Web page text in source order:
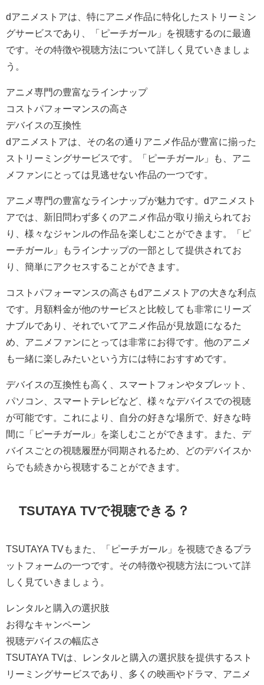
dアニメストアは、特にアニメ作品に特化したストリーミン
グサービスであり、「ピーチガール」を視聴するのに最適
です。その特徴や視聴方法について詳しく見ていきましょ
う。
アニメ専門の豊富なラインナップ
コストパフォーマンスの高さ
デバイスの互換性
dアニメストアは、その名の通りアニメ作品が豊富に揃った
ストリーミングサービスです。「ピーチガール」も、アニ
メファンにとっては見逃せない作品の一つです。
アニメ専門の豊富なラインナップが魅力です。dアニメスト
アでは、新旧問わず多くのアニメ作品が取り揃えられてお
り、様々なジャンルの作品を楽しむことができます。「ピ
ーチガール」もラインナップの一部として提供されてお
り、簡単にアクセスすることができます。
コストパフォーマンスの高さもdアニメストアの大きな利点
です。月額料金が他のサービスと比較しても非常にリーズ
ナブルであり、それでいてアニメ作品が見放題になるた
め、アニメファンにとっては非常にお得です。他のアニメ
も一緒に楽しみたいという方には特におすすめです。
デバイスの互換性も高く、スマートフォンやタブレット、
パソコン、スマートテレビなど、様々なデバイスでの視聴
が可能です。これにより、自分の好きな場所で、好きな時
間に「ピーチガール」を楽しむことができます。また、デ
バイスごとの視聴履歴が同期されるため、どのデバイスか
らでも続きから視聴することができます。
TSUTAYA TVで視聴できる？
TSUTAYA TVもまた、「ピーチガール」を視聴できるプラ
ットフォームの一つです。その特徴や視聴方法について詳
しく見ていきましょう。
レンタルと購入の選択肢
お得なキャンペーン
視聴デバイスの幅広さ
TSUTAYA TVは、レンタルと購入の選択肢を提供するスト
リーミングサービスであり、多くの映画やドラマ、アニメ